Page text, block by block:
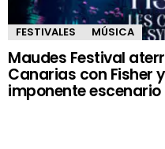
FESTIVALES MÚSICA
Maudes Festival
Canarias con Fisher
imponente